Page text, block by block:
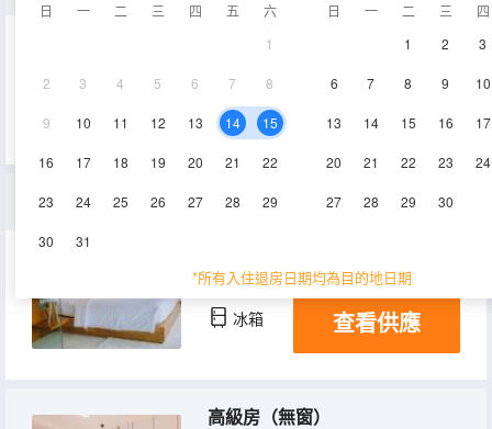
日 一 二 三 四 五
六
1
2 3 4 5 6 7 8
9 10 11 12 13 14 15
16 17 18 19 20 21 22
23 24 25 26 27 28 29
30 31
日 一 二 三
四
1
2 3
6 7 8 9 10
13 14 15 16 17
20 21 22 23 24
27 28 29 30
*所有入住退房日期均為目的地日期
淋浴
冰箱
科林套房
120㎡ 空調 淋浴
冰箱 查看供應
高級房（無窗）